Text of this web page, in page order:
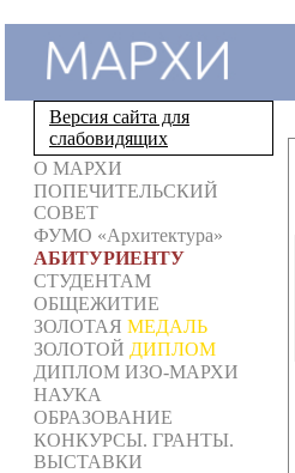
Версия сайта для
слабовидящих
О МАРХИ
ПОПЕЧИТЕЛЬСКИЙ
СОВЕТ
ФУМО «Архитектура»
АБИТУРИЕНТУ
СТУДЕНТАМ
ОБЩЕЖИТИЕ
ЗОЛОТАЯ МЕДАЛЬ
ЗОЛОТОЙ ДИПЛОМ
ДИПЛОМ ИЗО-МАРХИ
НАУКА
ОБРАЗОВАНИЕ
КОНКУРСЫ. ГРАНТЫ.
ВЫСТАВКИ